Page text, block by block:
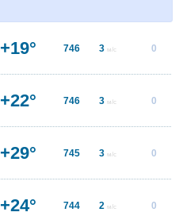
+19° 746 3 м/с 0
+22° 746 3 м/с 0
+29° 745 3 м/с 0
+24° 744 2 м/с 0